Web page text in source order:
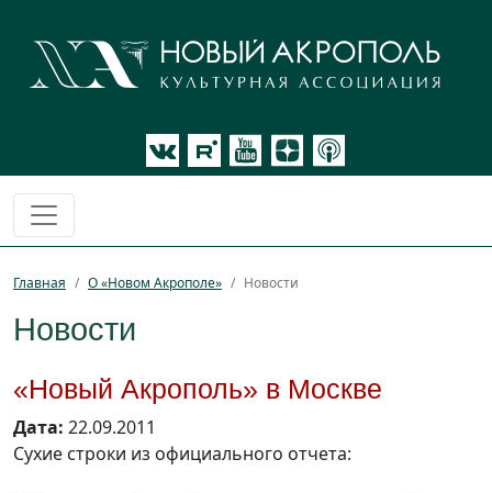
Главная О «Новом Акрополе» Новости
Новости
«Новый Акрополь» в Москве
Дата: 22.09.2011
Сухие строки из официального отчета: